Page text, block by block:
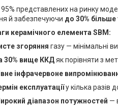
95% представлених на ринку
й забезпечуючи до 30% більше
керамічного елемента SBM:
згоряння газу — мінімальні
30% вище ККДяк порівняти з
інфрачервоне
експлуатаціїу кілька разів
діапазон потужностей —